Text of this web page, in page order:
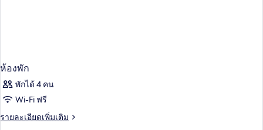
ห้องพัก
พักได้ 4 คน
Wi-Fi ฟรี
รายละเอียดเพิ่มเติม
ราย